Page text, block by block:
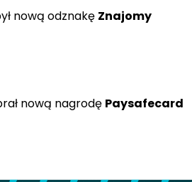
nową odznakę Znajomy
nową nagrodę Paysafecard